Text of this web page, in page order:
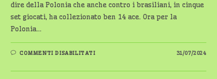
dire della Polonia che anche contro i brasiliani, in cinque
set giocati, ha collezionato ben 14 ace. Ora per la
Polonia…
COMMENTI DISABILITATISU
MA
31/07/2024